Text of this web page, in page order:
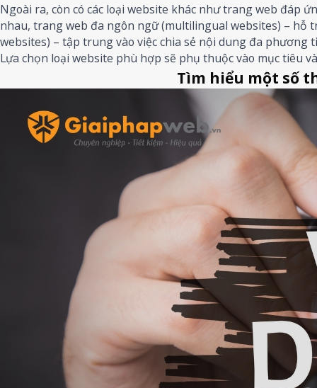
Ngoài ra, còn có các loại website khác như trang web đáp
nhau, trang web đa ngôn ngữ (multilingual websites) –
websites) – tập trung vào việc chia sẻ nội dung đa phương
Lựa chọn loại website phù hợp sẽ phụ thuộc vào mục tiêu
Tìm hiểu một số